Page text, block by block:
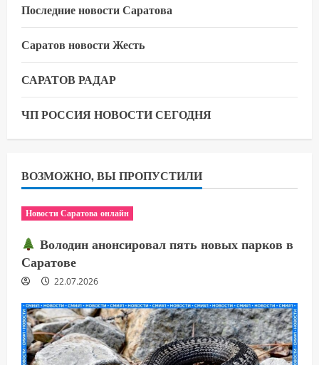
Последние новости Саратова
Саратов новости Жесть
САРАТОВ РАДАР
ЧП РОССИЯ НОВОСТИ СЕГОДНЯ
ВОЗМОЖНО, ВЫ ПРОПУСТИЛИ
Новости Саратова онлайн
Володин анонсировал пять новых парков в
Саратове
22.07.2026